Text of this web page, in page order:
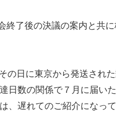
了後の決議の案内と共
日に東京から発送され
日数の関係で７月に届いた
、遅れてのご紹介になっ